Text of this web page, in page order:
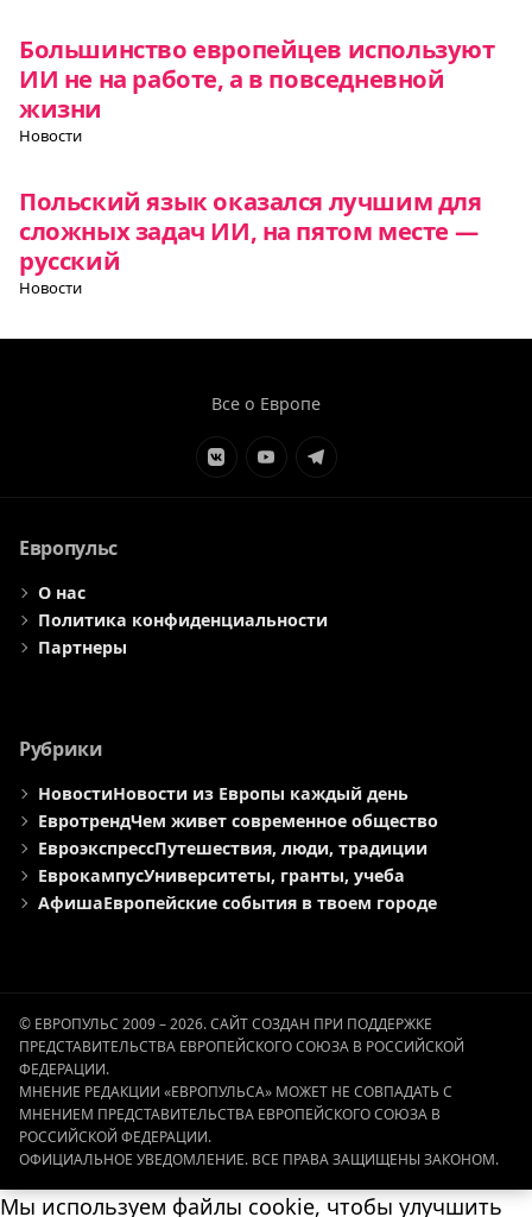
Большинство европейцев используют
ИИ не на работе, а в повседневной
жизни
Новости
Польский язык оказался лучшим для
сложных задач ИИ, на пятом месте —
русский
Новости
Все о Европе
ЭлементЭлементЭлемент
Европульс
О нас
Политика конфиденциальности
Партнеры
Рубрики
НовостиНовости из Европы каждый день
ЕвротрендЧем живет современное общество
ЕвроэкспрессПутешествия, люди, традиции
ЕврокампусУниверситеты, гранты, учеба
АфишаЕвропейские события в твоем городе
© ЕВРОПУЛЬС 2009 – 2026. САЙТ СОЗДАН ПРИ ПОДДЕРЖКЕ
ПРЕДСТАВИТЕЛЬСТВА ЕВРОПЕЙСКОГО СОЮЗА В РОССИЙСКОЙ
ФЕДЕРАЦИИ.
МНЕНИЕ РЕДАКЦИИ «ЕВРОПУЛЬСА» МОЖЕТ НЕ СОВПАДАТЬ С
МНЕНИЕМ ПРЕДСТАВИТЕЛЬСТВА ЕВРОПЕЙСКОГО СОЮЗА В
РОССИЙСКОЙ ФЕДЕРАЦИИ.
ОФИЦИАЛЬНОЕ УВЕДОМЛЕНИЕ. ВСЕ ПРАВА ЗАЩИЩЕНЫ ЗАКОНОМ.
Мы используем файлы cookie, чтобы улучшить